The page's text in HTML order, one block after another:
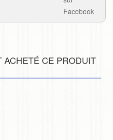
ACHETÉ CE PRODUIT